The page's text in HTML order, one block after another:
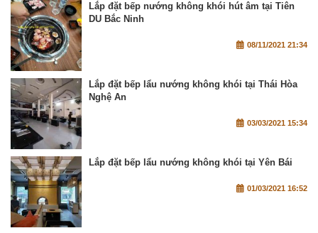
Lắp đặt bếp nướng không khói hút âm tại Tiên
DU Bắc Ninh
08/11/2021 21:34
Lắp đặt bếp lẩu nướng không khói tại Thái Hòa
Nghệ An
03/03/2021 15:34
Lắp đặt bếp lẩu nướng không khói tại Yên Bái
01/03/2021 16:52